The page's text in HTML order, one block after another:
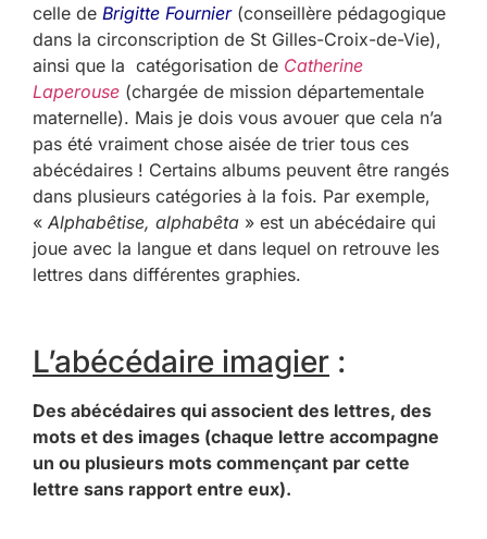
celle de Brigitte Fournier(conseillère pédagogique
dans la circonscription de St Gilles-Croix-de-Vie),
ainsi que la catégorisation de Catherine
Laperouse (chargée de mission départementale
maternelle). Mais je dois vous avouer que cela n’a
pas été vraiment chose aisée de trier tous ces
abécédaires ! Certains albums peuvent être rangés
dans plusieurs catégories à la fois. Par exemple,
« Alphabêtise, alphabêta » est un abécédaire qui
joue avec la langue et dans lequel on retrouve les
lettres dans différentes graphies.
L’abécédaire imagier :
Des abécédaires qui associent des lettres, des
mots et des images (chaque lettre accompagne
un ou plusieurs mots commençant par cette
lettre sans rapport entre eux).